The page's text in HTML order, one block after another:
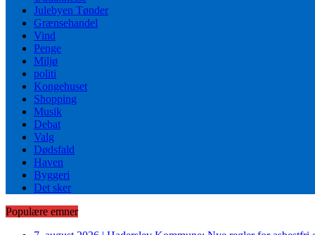
Julebyen Tønder
Grænsehandel
Vind
Penge
Miljø
politi
Kongehuset
Shopping
Musik
Debat
Valg
Dødsfald
Haven
Byggeri
Det sker
Populære emner